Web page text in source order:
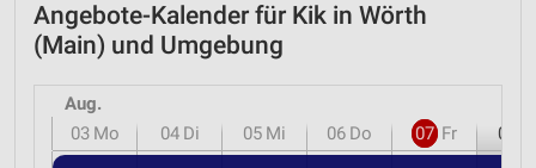
Angebote-Kalender für Kik in Wörth
(Main) und Umgebung
Aug.
03 Mo 04 Di 05 Mi 06 Do 07 Fr 08